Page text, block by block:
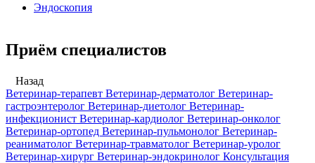
Эндоскопия
Приём специалистов
Назад
Ветеринар-терапевт Ветеринар-дерматолог Ветеринар-
гастроэнтеролог Ветеринар-диетолог Ветеринар-
инфекционист Ветеринар-кардиолог Ветеринар-онколог
Ветеринар-ортопед Ветеринар-пульмонолог Ветеринар-
реаниматолог Ветеринар-травматолог Ветеринар-уролог
Ветеринар-хирург Ветеринар-эндокринолог Консультация